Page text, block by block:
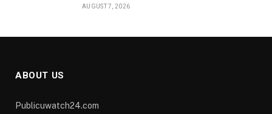
AUGUST 7, 2026
ABOUT US
Publicuwatch24.com